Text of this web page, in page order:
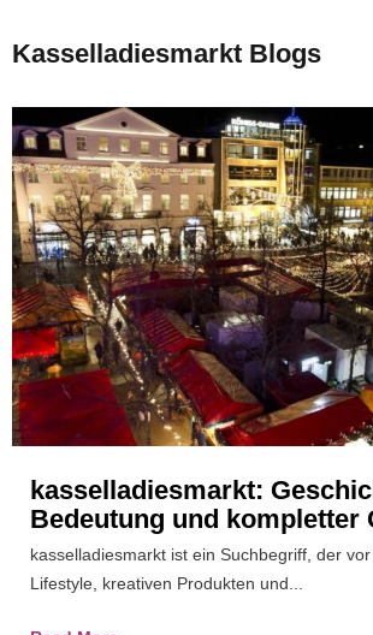
Kasselladiesmarkt Blogs
kasselladiesmarkt:
Bedeutung und kompletter
kasselladiesmarkt ist ein Suchbegriff, der
Lifestyle, kreativen Produkten und...